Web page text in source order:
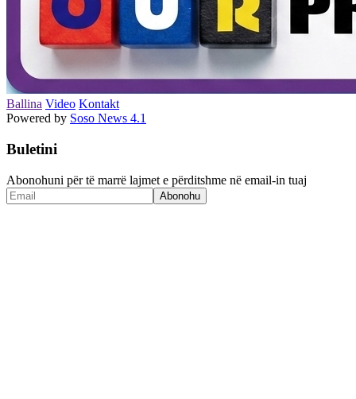
Ballina Video Kontakt
Powered by Soso News 4.1
Buletini
Abonohuni për të marrë lajmet e përditshme në email-in tuaj
Abonohu